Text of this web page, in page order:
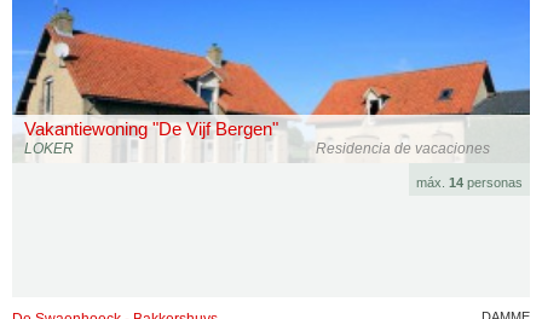
Vakantiewoning "De Vijf Bergen"
Residencia de vacaciones
LOKER
máx. 14 personas